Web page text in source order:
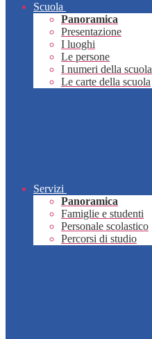
Scuola
Panoramica
Presentazione
I luoghi
Le persone
I numeri della scuola
Le carte della scuola
Servizi
Panoramica
Famiglie e studenti
Personale scolastico
Percorsi di studio